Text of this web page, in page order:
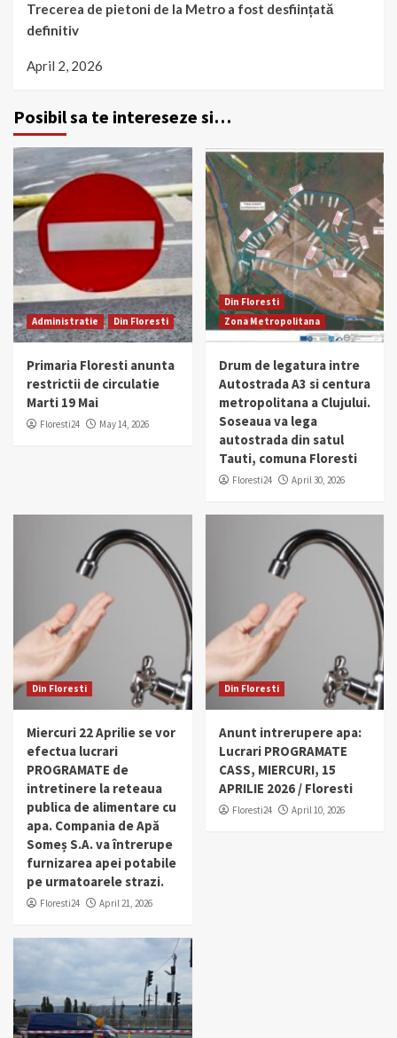
Trecerea de pietoni de la Metro a fost desființată
definitiv
April 2, 2026
Posibil sa te intereseze si…
Administratie Din Floresti
Primaria Floresti anunta
restrictii de circulatie
Marti 19 Mai
Floresti24 May 14, 2026
Din Floresti
Zona Metropolitana
Drum de legatura intre
Autostrada A3 si centura
metropolitana a Clujului.
Soseaua va lega
autostrada din satul
Tauti, comuna Floresti
Floresti24 April 30, 2026
Din Floresti
Miercuri 22 Aprilie se vor
efectua lucrari
PROGRAMATE de
intretinere la reteaua
publica de alimentare cu
apa. Compania de Apă
Someș S.A. va întrerupe
furnizarea apei potabile
pe urmatoarele strazi.
Floresti24 April 21, 2026
Din Floresti
Anunt intrerupere apa:
Lucrari PROGRAMATE
CASS, MIERCURI, 15
APRILIE 2026 / Floresti
Floresti24 April 10, 2026